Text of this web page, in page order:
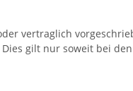
vertraglich
gilt nur soweit bei